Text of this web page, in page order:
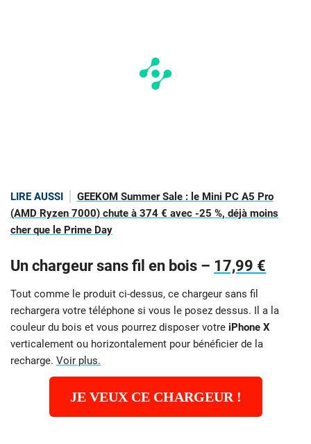
LIRE AUSSI
GEEKOM Summer Sale : le Mini PC A5 Pro
(AMD Ryzen 7000) chute à 374 € avec -25 %, déjà moins
cher que le Prime Day
Un chargeur sans fil en bois – 17,99 €
Tout comme le produit ci-dessus, ce chargeur sans fil
rechargera votre téléphone si vous le posez dessus. Il a la
couleur du bois et vous pourrez disposer votre iPhone X
verticalement ou horizontalement pour bénéficier de la
recharge. Voir plus.
JE VEUX CE CHARGEUR !